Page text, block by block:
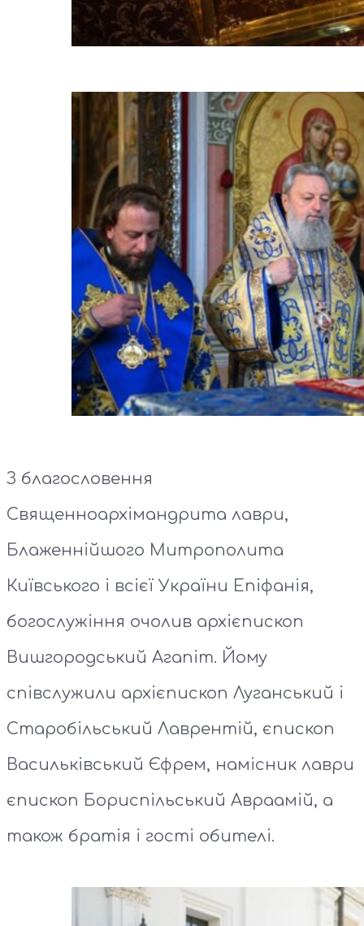
З благословення
Священноархімандрита лаври,
Блаженнійшого Митрополита
Київського і всієї України Епіфанія,
богослужіння очолив архієпископ
Вишгородський Агапіт. Йому
співслужили архієпископ Луганський і
Старобільський Лаврентій, єпископ
Васильківський Єфрем, намісник лаври
єпископ Бориспільський Авраамій, а
також братія і гості обителі.